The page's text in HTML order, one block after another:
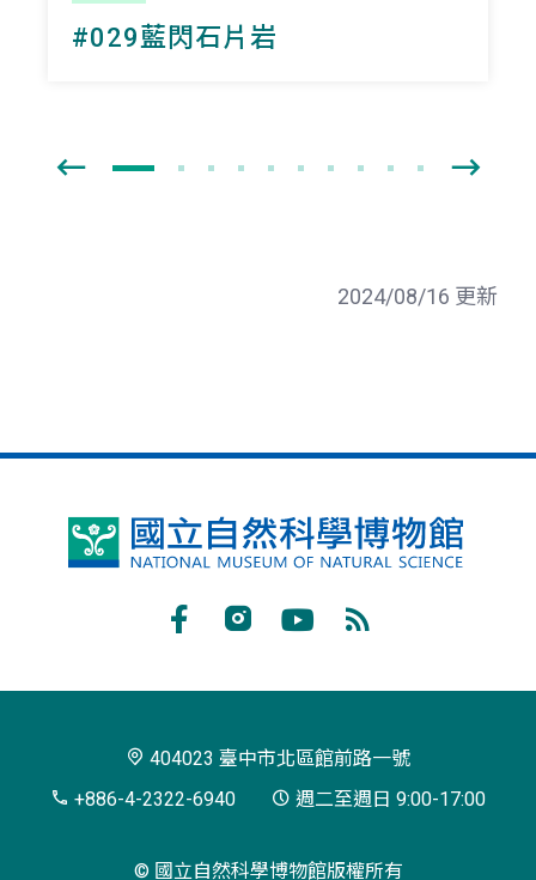
#029藍閃石片岩
2024/08/16 更新
國
博
閱
404023 臺中市北區館前路一號
+886-4-2322-6940
週二至週日 9:00-17:00
© 國立自然科學博物館版權所有